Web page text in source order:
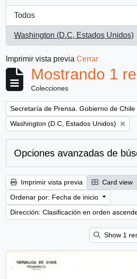
Todos
Washington (D.C, Estados Unidos)
, 1 resultados
Imprimir vista previa Cerrar
Mostrando 1
Colecciones
Remove filter:
Secretaría de Prensa. Gobierno de Chile
Remove filter:
Washington (D.C, Estados Unidos)
Opciones avanzadas de
Imprimir vista previa Card view
Ordenar por: Fecha de inicio
Dirección: Clasificación en orden
Show 1